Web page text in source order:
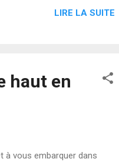
et équipements industriels.
est l’un des grands
LIRE LA SUITE
haut en
à vous embarquer dans